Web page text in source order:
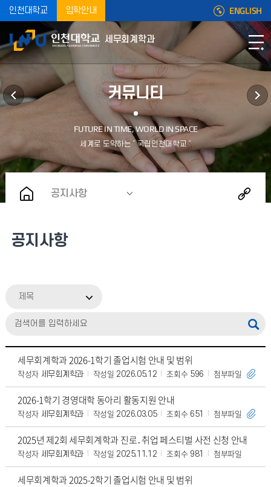
인천대학교 입학안내 ENGLISH
세무회계학과
커뮤니티
공지사항
공지사항
제목
세무회계학과 2026-1학기 졸업시험 안내 및 범위
작성자 세무회계학과 작성일 2026.05.12 조회수 596 첨부파일
2026-1학기 경영대학 동아리 활동지원 안내
작성자 세무회계학과 작성일 2026.03.05 조회수 651 첨부파일
2025년 제2회 세무회계학과 진로․취업 페스티벌 사전 신청 안내
작성자 세무회계학과 작성일 2025.11.12 조회수 981 첨부파일
세무회계학과 2025-2학기 졸업시험 안내 및 범위